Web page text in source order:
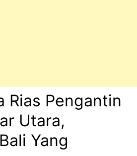
Rias Pengantin
Utara,
Yang